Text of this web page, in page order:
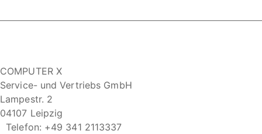
COMPUTER X
Service- und Vertriebs GmbH
Lampestr. 2
04107 Leipzig
Telefon: +49 341 2113337